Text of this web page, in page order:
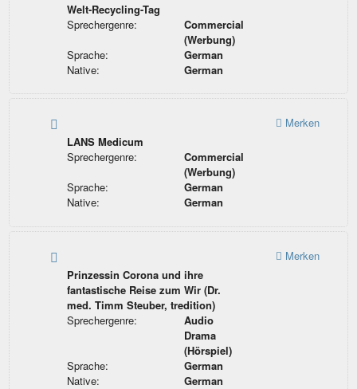
Welt-Recycling-Tag
Sprechergenre:
Commercial
(Werbung)
Sprache:
German
Native:
German
LANS Medicum
Sprechergenre:
Commercial
(Werbung)
Sprache:
German
Native:
German
Merken
Prinzessin Corona und ihre
fantastische Reise zum Wir (Dr.
med. Timm Steuber, tredition)
Sprechergenre:
Audio
Drama
(Hörspiel)
Sprache:
German
Native:
German
Merken